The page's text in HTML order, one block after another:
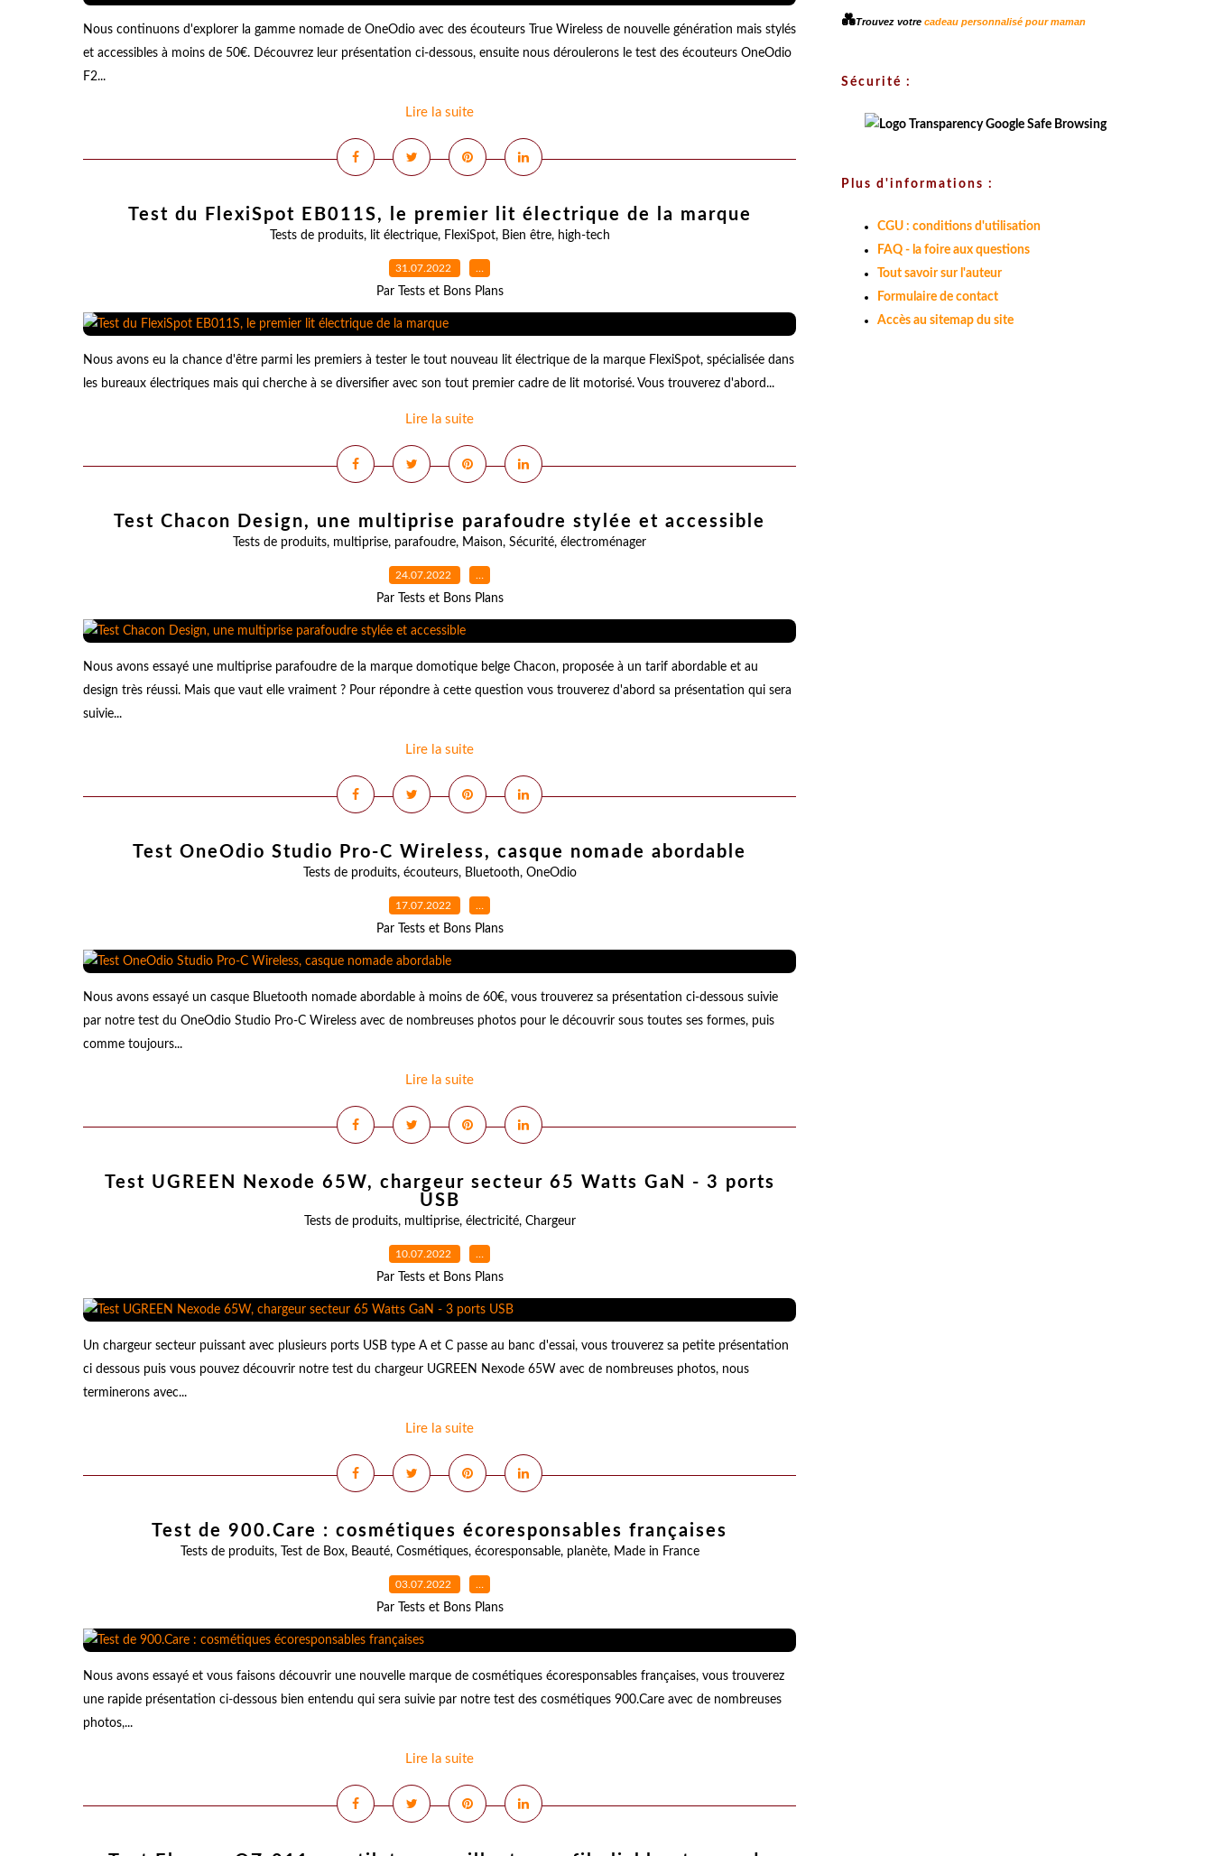
Nous continuons d'explorer la gamme nomade de OneOdio avec des écouteurs True Wireless de nouvelle génération mais stylés
et accessibles à moins de 50€. Découvrez leur présentation ci-dessous, ensuite nous déroulerons le test des écouteurs OneOdio
F2...
Lire la suite
Test du FlexiSpot EB011S, le premier lit électrique de la marque
Tests de produits, lit électrique, FlexiSpot, Bien être, high-tech
31.07.2022 …
Par Tests et Bons Plans
Nous avons eu la chance d'être parmi les premiers à tester le tout nouveau lit électrique de la marque FlexiSpot, spécialisée dans
les bureaux électriques mais qui cherche à se diversifier avec son tout premier cadre de lit motorisé. Vous trouverez d'abord...
Lire la suite
Test Chacon Design, une multiprise parafoudre stylée et accessible
Tests de produits, multiprise, parafoudre, Maison, Sécurité, électroménager
24.07.2022 …
Par Tests et Bons Plans
Nous avons essayé une multiprise parafoudre de la marque domotique belge Chacon, proposée à un tarif abordable et au
design très réussi. Mais que vaut elle vraiment ? Pour répondre à cette question vous trouverez d'abord sa présentation qui sera
suivie...
Lire la suite
Test OneOdio Studio Pro-C Wireless, casque nomade abordable
Tests de produits, écouteurs, Bluetooth, OneOdio
17.07.2022 …
Par Tests et Bons Plans
Nous avons essayé un casque Bluetooth nomade abordable à moins de 60€, vous trouverez sa présentation ci-dessous suivie
par notre test du OneOdio Studio Pro-C Wireless avec de nombreuses photos pour le découvrir sous toutes ses formes, puis
comme toujours...
Lire la suite
Test UGREEN Nexode 65W, chargeur secteur 65 Watts GaN - 3 ports
USB
Tests de produits, multiprise, électricité, Chargeur
10.07.2022 …
Par Tests et Bons Plans
Un chargeur secteur puissant avec plusieurs ports USB type A et C passe au banc d'essai, vous trouverez sa petite présentation
ci dessous puis vous pouvez découvrir notre test du chargeur UGREEN Nexode 65W avec de nombreuses photos, nous
terminerons avec...
Lire la suite
Test de 900.Care : cosmétiques écoresponsables françaises
Tests de produits, Test de Box, Beauté, Cosmétiques, écoresponsable, planète, Made in France
03.07.2022 …
Par Tests et Bons Plans
Nous avons essayé et vous faisons découvrir une nouvelle marque de cosmétiques écoresponsables françaises, vous trouverez
une rapide présentation ci-dessous bien entendu qui sera suivie par notre test des cosmétiques 900.Care avec de nombreuses
photos,...
Lire la suite
💑Trouvez votre cadeau personnalisé pour maman
Sécurité :
Plus d'informations :
CGU : conditions d'utilisation
FAQ - la foire aux questions
Tout savoir sur l'auteur
Formulaire de contact
Accès au sitemap du site